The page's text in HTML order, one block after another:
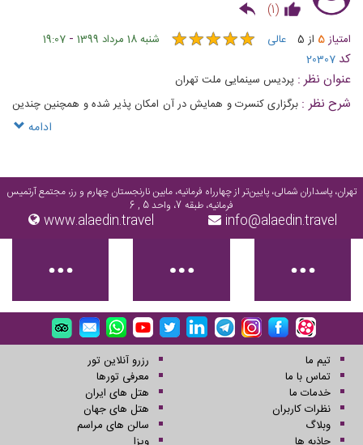
(
1
)
امتیاز5 از 5 عالی ★★★★★
★★★★★ شنبه 18 مرداد 1399 -
19:07
کد 20307
عنوان نظر : پردیس سینمایی ملت تهران
شرح نظر : برگزاری کنسرت و همایش در آن امکان پذیر شده و همچنین چندین
فضای نمایشگاهی، فروشگاه کتاب و محصولات فرهنگی، رستوران و کافی شاپ، از
ادامه
تهران، پاسداران شمالی، پایین‌تر از چهارراه فرمانیه، مابین نارنجستان چهارم و رز، مجتمع آرتمیس
فرمانیه، طبقه 7، واحد 5 , 6
info@alaedin.travel
www.alaedin.travel
تیم ما
تماس با ما
خدمات ما
نظرات کاربران
وبلاگ
رزرو آنلاین تور
معرفی تورها
هتل های ایران
هتل های جهان
سالن های مراسم